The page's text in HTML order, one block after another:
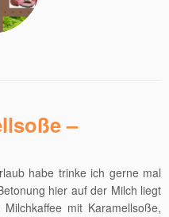
–
habe trinke ich gerne mal
hier auf der Milch liegt
mit Karamellsoße,